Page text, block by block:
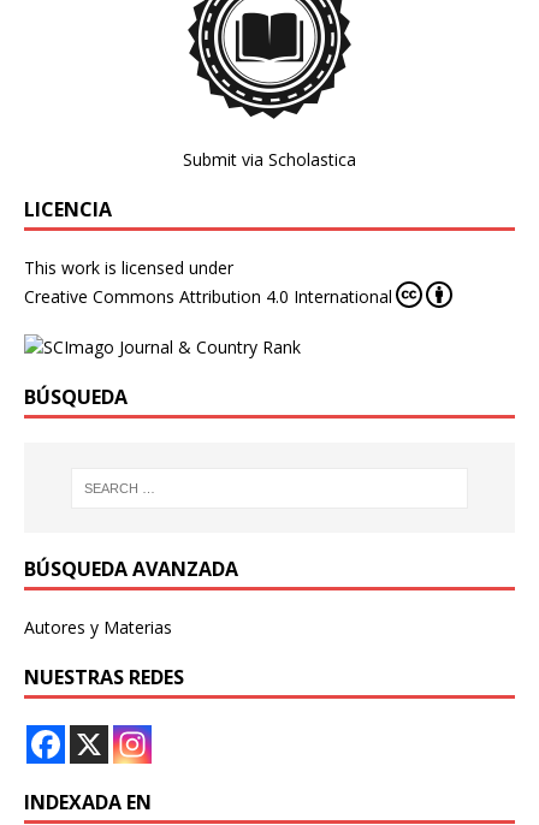
Submit via Scholastica
LICENCIA
This work is licensed under
Creative Commons Attribution 4.0 International
BÚSQUEDA
BÚSQUEDA AVANZADA
Autores y Materias
NUESTRAS REDES
INDEXADA EN